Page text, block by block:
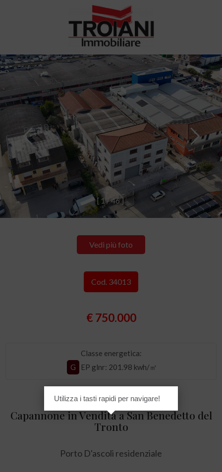
[ 1/46]
Vedi più foto
Cod. 34013
€ 750.000
Classe energetica:
G
EP glnr: 201.98 kwh/㎡
Capannone in Vendita a San Benedetto del
Tronto
Porto D'ascoli residenziale
Utilizza i tasti rapidi per navigare!